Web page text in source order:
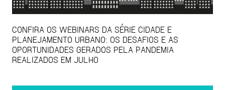
CONFIRA OS WEBINARS DA SÉRIE CIDADE E
PLANEJAMENTO URBANO: OS DESAFIOS E AS
OPORTUNIDADES GERADOS PELA PANDEMIA
REALIZADOS EM JULHO